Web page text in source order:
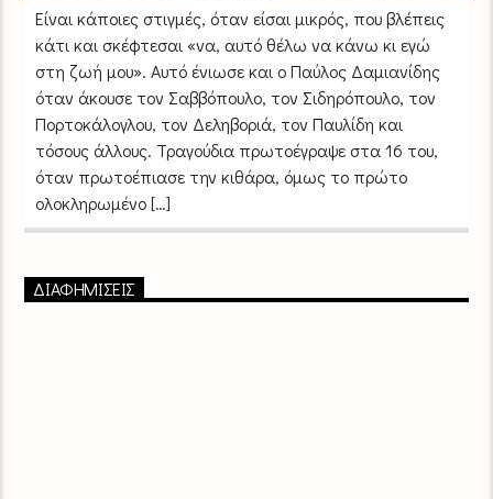
Είναι κάποιες στιγμές, όταν είσαι μικρός, που βλέπεις
κάτι και σκέφτεσαι «να, αυτό θέλω να κάνω κι εγώ
στη ζωή μου». Αυτό ένιωσε και ο Παύλος Δαμιανίδης
όταν άκουσε τον Σαββόπουλο, τον Σιδηρόπουλο, τον
Πορτοκάλογλου, τον Δεληβοριά, τον Παυλίδη και
τόσους άλλους. Τραγούδια πρωτοέγραψε στα 16 του,
όταν πρωτοέπιασε την κιθάρα, όμως το πρώτο
ολοκληρωμένο […]
ΔΙΑΦΗΜΙΣΕΙΣ